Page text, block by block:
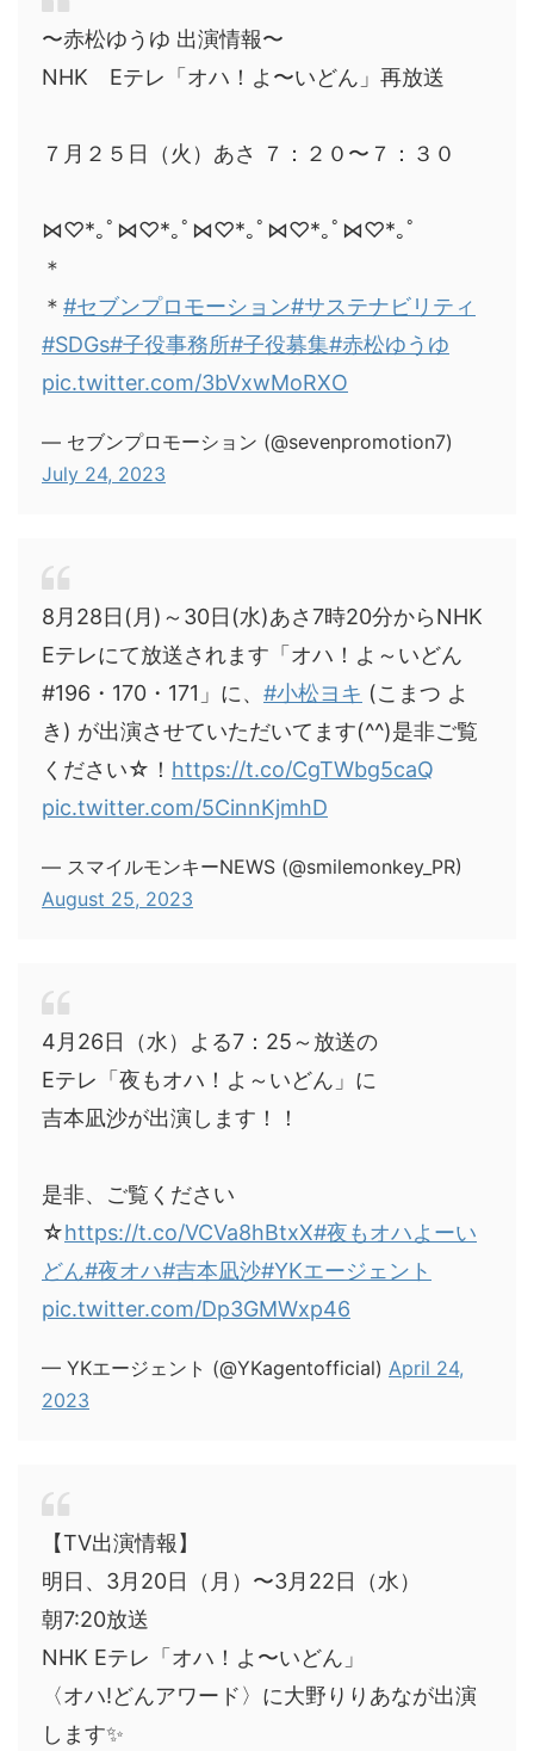
〜赤松ゆうゆ 出演情報〜
NHK Eテレ「オハ！よ〜いどん」再放送
７月２５日（火）あさ ７：２０〜７：３０
⋈♡*｡ﾟ⋈♡*｡ﾟ⋈♡*｡ﾟ⋈♡*｡ﾟ⋈♡*｡ﾟ
＊
＊ #セブンプロモーション#サステナビリティ
#SDGs#子役事務所#子役募集#赤松ゆうゆ
pic.twitter.com/3bVxwMoRXO
— セブンプロモーション (@sevenpromotion7)
July 24, 2023
8月28日(月)～30日(水)あさ7時20分からNHK
Eテレにて放送されます「オハ！よ～いどん
#196・170・171」に、 #小松ヨキ (こまつ よ
き) が出演させていただいてます(^^)是非ご覧
ください☆！ https://t.co/CgTWbg5caQ
pic.twitter.com/5CinnKjmhD
— スマイルモンキーNEWS (@smilemonkey_PR)
August 25, 2023
4月26日（水）よる7：25～放送の
Eテレ「夜もオハ！よ～いどん」に
吉本凪沙が出演します！！
是非、ご覧ください
☆https://t.co/VCVa8hBtxX#夜もオハよーい
どん#夜オハ#吉本凪沙#YKエージェント
pic.twitter.com/Dp3GMWxp46
— YKエージェント (@YKagentofficial) April 24,
2023
【TV出演情報】
明日、3月20日（月）〜3月22日（水）
朝7:20放送
NHK Eテレ「オハ！よ〜いどん」
〈オハ!どんアワード〉に大野りりあなが出演
します✨